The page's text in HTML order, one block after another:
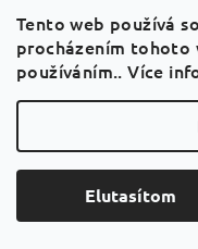
Tento web používá
procházením tohoto
používáním.. Více
Elutasítom
obrazovky,
pracovní
a povinnosti.
častěji řeší,
svěžeji bez
další kávu